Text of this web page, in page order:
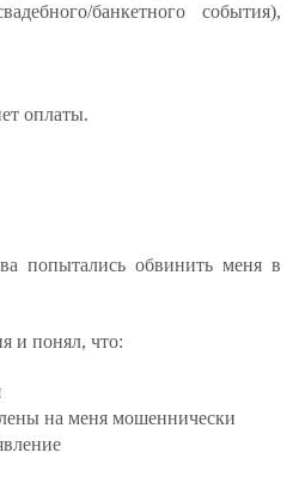
банкетного события),
оплаты.
попытались обвинить меня в
и понял, что:
на меня мошеннически